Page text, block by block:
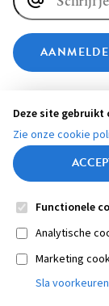
E-
VOLG ONS OP
ons
op
Facebook
Volg
ons
op
Footer
navigation
Contact Colofon
Deze site gebruikt
Zie onze cookie
Functionele
Analytische
Marketing
Sla